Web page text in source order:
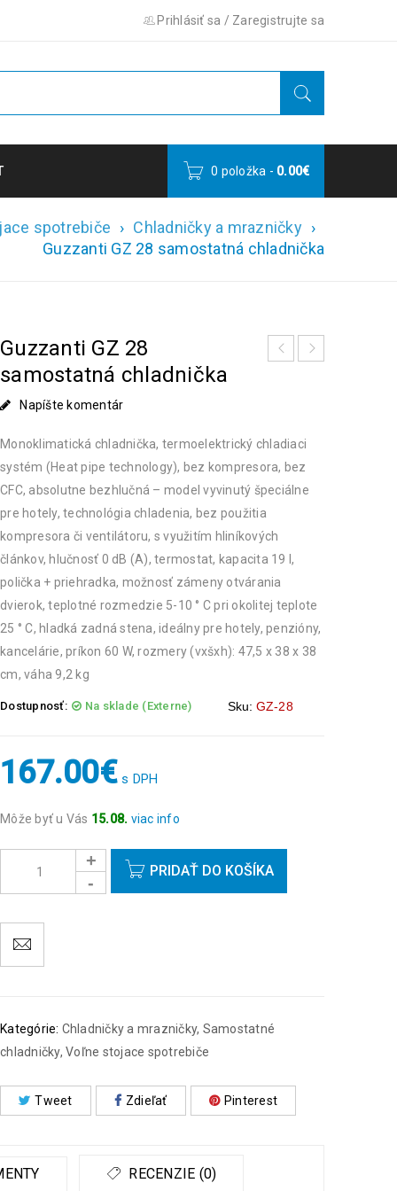
Prihlásiť sa / Zaregistrujte sa
0 položka - 0.00€
spotrebiče › Chladničky a mrazničky ›
Guzzanti GZ 28 samostatná chladnička
Guzzanti GZ 28
samostatná chladnička
Napíšte komentár
Monoklimatická chladnička, termoelektrický chladiaci
systém (Heat pipe technology), bez kompresora, bez
CFC, absolutne bezhlučná – model vyvinutý špeciálne
pre hotely, technológia chladenia, bez použitia
kompresora či ventilátoru, s využitím hliníkových
článkov, hlučnosť 0 dB (A), termostat, kapacita 19 l,
polička + priehradka, možnosť zámeny otvárania
dvierok, teplotné rozmedzie 5-10 ° C pri okolitej teplote
25 ° C, hladká zadná stena, ideálny pre hotely, penzióny,
kancelárie, príkon 60 W, rozmery (vxšxh): 47,5 x 38 x 38
cm, váha 9,2 kg
Dostupnosť: Na sklade (Externe) Sku: GZ-28
167.00€ s DPH
Môže byť u Vás 15.08. viac info
istý deň okrem víkendov a sviatkov.PRIDAŤ DO KOŠÍKA
Kategórie: Chladničky a mrazničky, Samostatné
chladničky, Voľne stojace spotrebiče
Tweet Zdieľať Pinterest
RECENZIE (0)